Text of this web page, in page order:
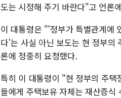
도는 시정해 주기 바란다"고 언론
이 대통령은 "'정부가 특별관계에
다'는 사실 아닌 보도는 현 정부의
론에 정중히 요청했다.
특히 이 대통령이 "현 정부의 주
들에게 주택보유 자체는 재산증